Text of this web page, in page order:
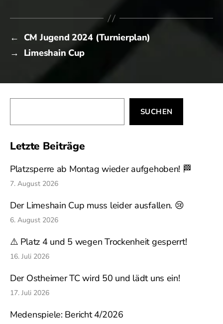
← CM Jugend 2024 (Turnierplan)
→ Limeshain Cup
SUCHEN
Letzte Beiträge
Platzsperre ab Montag wieder aufgehoben! 🏁
7. August 2026
Der Limeshain Cup muss leider ausfallen. 😢
6. August 2026
⚠️ Platz 4 und 5 wegen Trockenheit gesperrt!
16. Juli 2026
Der Ostheimer TC wird 50 und lädt uns ein!
17. Juli 2026
Medenspiele: Bericht 4/2026